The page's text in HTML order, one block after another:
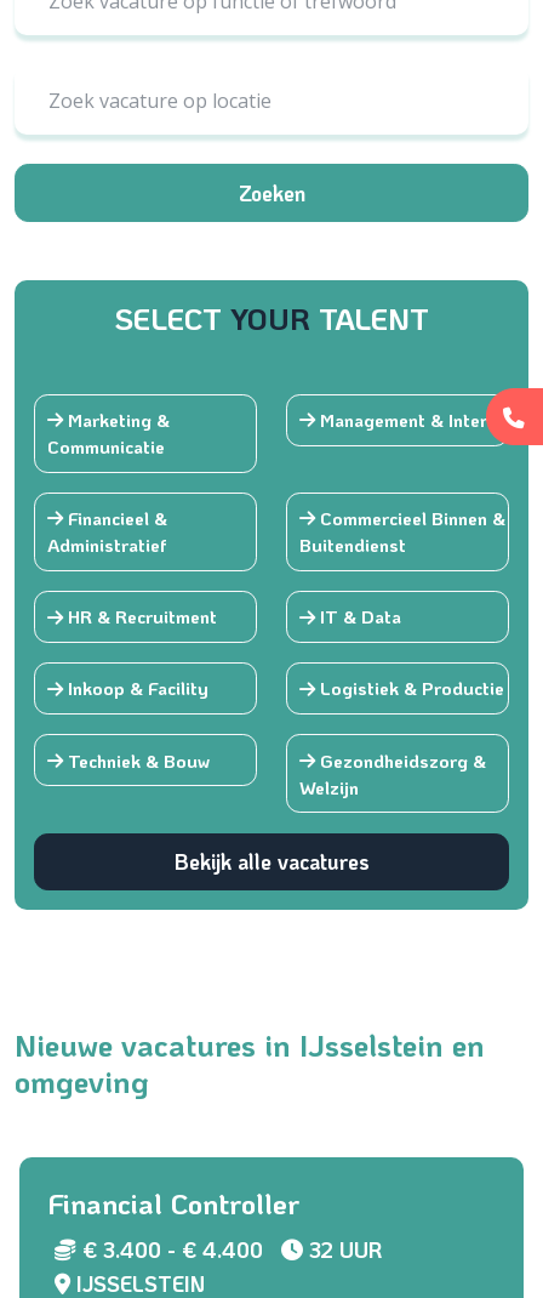
Zoek vacature op locatie
Zoeken
SELECT YOUR TALENT
Marketing &
Communicatie
Management & Interim
Financieel &
Administratief
Commercieel Binnen &
Buitendienst
HR & Recruitment IT & Data
Inkoop & Facility Logistiek & Productie
Techniek & Bouw
Gezondheidszorg &
Welzijn
Bekijk alle vacatures
Nieuwe vacatures in IJsselstein en
omgeving
Financial Controller
€ 3.400 - € 4.400
32 UUR
IJSSELSTEIN